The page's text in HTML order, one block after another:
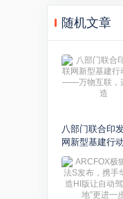
随机文章
八部门联合印
网新型基建行动
——万物互联，
打造